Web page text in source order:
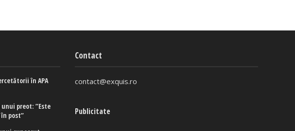
în APA
unui preot: ”Este
în post”
Contact
contact@exquis.ro
Publicitate